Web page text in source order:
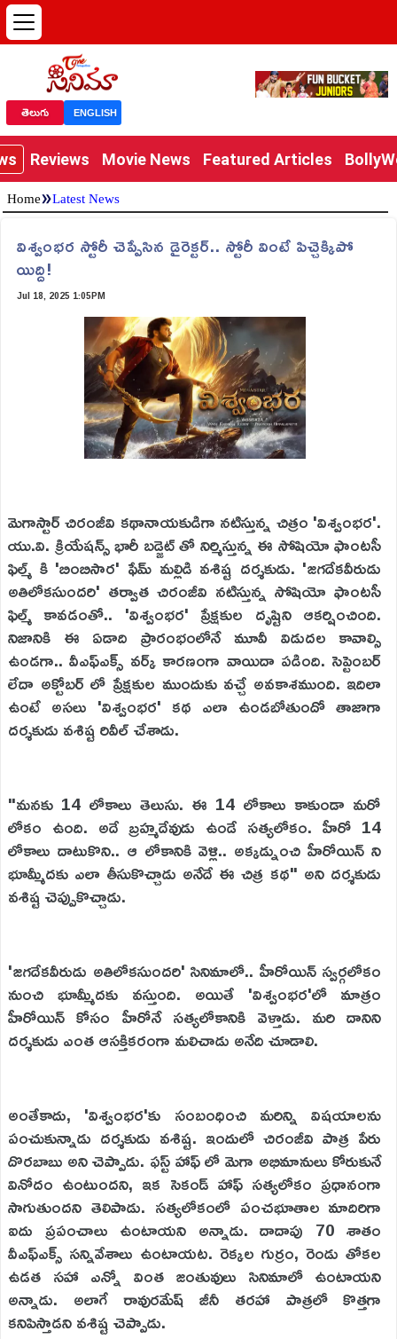
తెలుగు ENGLISH
Reviews Movie News Featured Articles
Home»Latest News
విశ్వంభర స్టోరీ చెప్పేసిన డైరెక్టర్.. స్టోరీ వింటే పిచ్చెక్కిపో
యిద్ది!
Jul 18, 2025 1:05PM
మెగాస్టార్ చిరంజీవి కథానాయకుడిగా నటిస్తున్న చిత్రం 'విశ్వంభర'.
యు.వి. క్రియేషన్స్ భారీ బడ్జెట్ తో నిర్మిస్తున్న ఈ సోషియో ఫాంటసీ
ఫిల్మ్ కి 'బింబిసార' ఫేమ్ మల్లిడి వశిష్ట దర్శకుడు. 'జగదేకవీరుడు
అతిలోకసుందరి' తర్వాత చిరంజీవి నటిస్తున్న సోషియో ఫాంటసీ
ఫిల్మ్ కావడంతో.. 'విశ్వంభర' ప్రేక్షకుల దృష్టిని ఆకర్షించింది.
నిజానికి ఈ ఏడాది ప్రారంభంలోనే మూవీ విడుదల కావాల్సి
ఉండగా.. వీఎఫ్ఎక్స్ వర్క్ కారణంగా వాయిదా పడింది. సెప్టెంబర్
లేదా అక్టోబర్ లో ప్రేక్షకుల ముందుకు వచ్చే అవకాశముంది. ఇదిలా
ఉంటే అసలు 'విశ్వంభర' కథ ఎలా ఉండబోతుందో తాజాగా
దర్శకుడు వశిష్ట రివీల్ చేశాడు.
"మనకు 14 లోకాలు తెలుసు. ఈ 14 లోకాలు కాకుండా మరో
లోకం ఉంది. అదే బ్రహ్మదేవుడు ఉండే సత్యలోకం. హీరో 14
లోకాలు దాటుకొని.. ఆ లోకానికి వెళ్లి.. అక్కడ్నుంచి హీరోయిన్ ని
భూమ్మీదకు ఎలా తీసుకొచ్చాడు అనేదే ఈ చిత్ర కథ" అని దర్శకుడు
వశిష్ట చెప్పుకొచ్చాడు.
'జగదేకవీరుడు అతిలోకసుందరి' సినిమాలో.. హీరోయిన్ స్వర్గలోకం
నుంచి భూమ్మీదకు వస్తుంది. అయితే 'విశ్వంభర'లో మాత్రం
హీరోయిన్ కోసం హీరోనే సత్యలోకానికి వెళ్తాడు. మరి దానిని
దర్శకుడు ఎంత ఆసక్తికరంగా మలిచాడు అనేది చూడాలి.
అంతేకాదు, 'విశ్వంభర'కు సంబంధించి మరిన్ని విషయాలను
పంచుకున్నాడు దర్శకుడు వశిష్ట. ఇందులో చిరంజీవి పాత్ర పేరు
దొరబాబు అని చెప్పాడు. ఫస్ట్ హాఫ్ లో మెగా అభిమానులు కోరుకునే
వినోదం ఉంటుందని, ఇక సెకండ్ హాఫ్ సత్యలోకం ప్రధానంగా
సాగుతుందని తెలిపాడు. సత్యలోకంలో పంచభూతాల మాదిరిగా
ఐదు ప్రపంచాలు ఉంటాయని అన్నాడు. దాదాపు 70 శాతం
వీఎఫ్ఎక్స్ సన్నివేశాలు ఉంటాయట. రెక్కల గుర్రం, రెండు తోకల
ఉడత సహా ఎన్నో వింత జంతువులు సినిమాలో ఉంటాయని
అన్నాడు. అలాగే రావురమేష్ జీనీ తరహా పాత్రలో కొత్తగా
కనిపిస్తాడని వశిష్ట చెప్పాడు.